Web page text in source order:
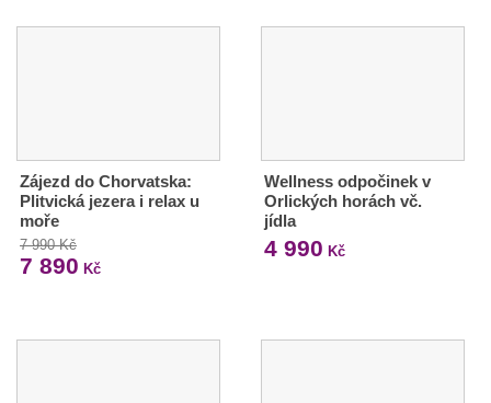
Zájezd do Chorvatska:
Plitvická jezera i relax u
moře
7 990 Kč
7 890 Kč
Wellness odpočinek v
Orlických horách vč.
jídla
4 990 Kč